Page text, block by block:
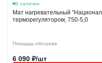
В наличии
Мат нагревательный
терморегулятором, 750-5,0
Площадь обогрева
6 090 ₽/шт